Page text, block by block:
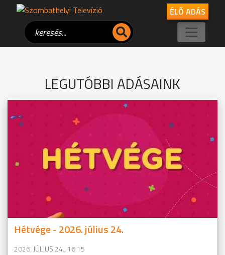
ÉLŐ ADÁS
LEGUTÓBBI ADÁSAINK
Hétvége - 2026. július 24.
2026. JÚLIUS 24., 16:15